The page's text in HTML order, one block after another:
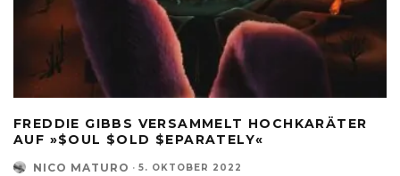
FREDDIE GIBBS VERSAMMELT HOCHKARÄTER
AUF »$OUL $OLD $EPARATELY«
NICO MATURO · 5. OKTOBER 2022